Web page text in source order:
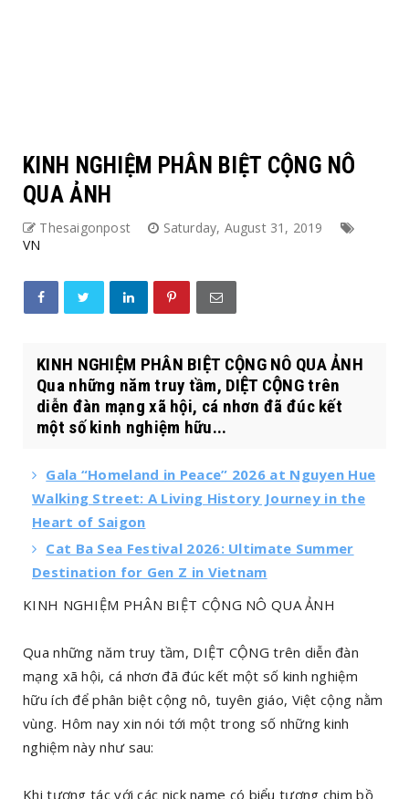
KINH NGHIỆM PHÂN BIỆT CỘNG NÔ
QUA ẢNH
Thesaigonpost
Saturday, August 31, 2019
VN
KINH NGHIỆM PHÂN BIỆT CỘNG NÔ QUA ẢNH
Qua những năm truy tầm, DIỆT CỘNG trên
diễn đàn mạng xã hội, cá nhơn đã đúc kết
một số kinh nghiệm hữu...
Gala “Homeland in Peace” 2026 at Nguyen Hue
Walking Street: A Living History Journey in the
Heart of Saigon
Cat Ba Sea Festival 2026: Ultimate Summer
Destination for Gen Z in Vietnam
KINH NGHIỆM PHÂN BIỆT CỘNG NÔ QUA ẢNH
Qua những năm truy tầm, DIỆT CỘNG trên diễn đàn
mạng xã hội, cá nhơn đã đúc kết một số kinh nghiệm
hữu ích để phân biệt cộng nô, tuyên giáo, Việt cộng nằm
vùng. Hôm nay xin nói tới một trong số những kinh
nghiệm này như sau:
Khi tương tác với các nick name có biểu tượng chim bồ